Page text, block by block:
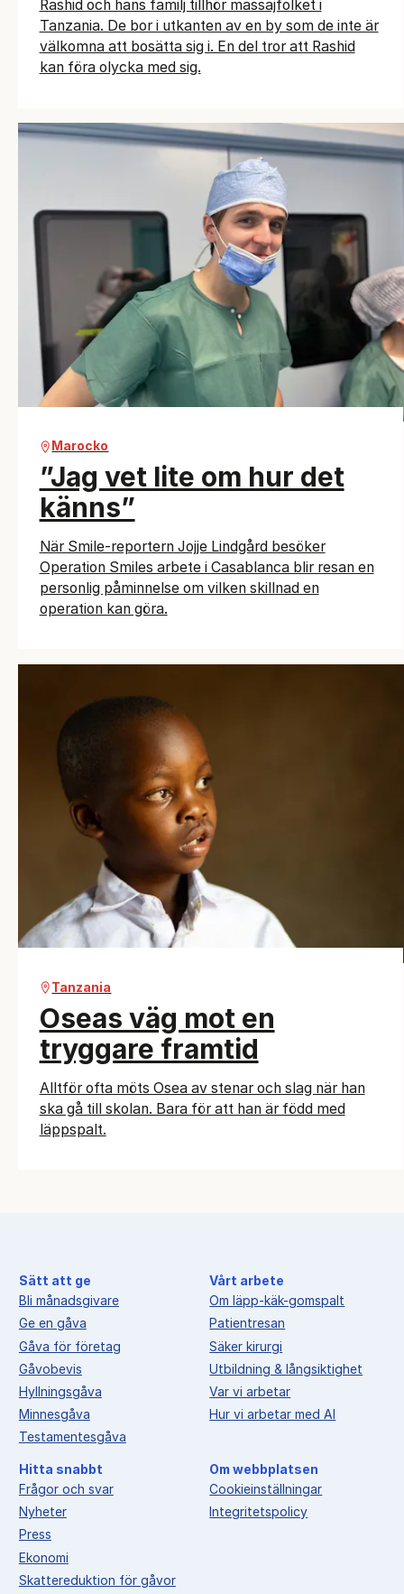
Rashid och hans familj tillhör massajfolket i
Tanzania. De bor i utkanten av en by som de inte är
välkomna att bosätta sig i. En del tror att Rashid
kan föra olycka med sig.
Marocko
”Jag vet lite om hur det
känns”
När Smile-reportern Jojje Lindgård besöker
Operation Smiles arbete i Casablanca blir resan en
personlig påminnelse om vilken skillnad en
operation kan göra.
Tanzania
Oseas väg mot en
tryggare framtid
Alltför ofta möts Osea av stenar och slag när han
ska gå till skolan. Bara för att han är född med
läppspalt.
Sätt att ge
Bli månadsgivare
Ge en gåva
Gåva för företag
Gåvobevis
Hyllningsgåva
Minnesgåva
Testamentesgåva
Vårt arbete
Om läpp-käk-gomspalt
Patientresan
Säker kirurgi
Utbildning & långsiktighet
Var vi arbetar
Hur vi arbetar med AI
Hitta snabbt
Frågor och svar
Nyheter
Press
Ekonomi
Skattereduktion för gåvor
Om webbplatsen
Cookieinställningar
Integritetspolicy